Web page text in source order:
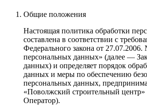
Общие положения
Настоящая политика обработки
составлена в соответствии с
Федерального закона от
персональных данных» (далее —
данных) и определяет порядок
данных и меры по обеспечению
персональных данных,
«Поволжский строительный
Оператор).